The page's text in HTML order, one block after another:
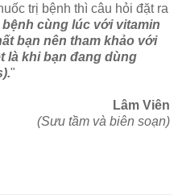
trị bệnh thì câu hỏi đặt ra
cùng lúc với vitamin
bạn nên tham khảo với
là khi bạn đang dùng
"
Lâm Viên
(Sưu tầm và biên soạn)